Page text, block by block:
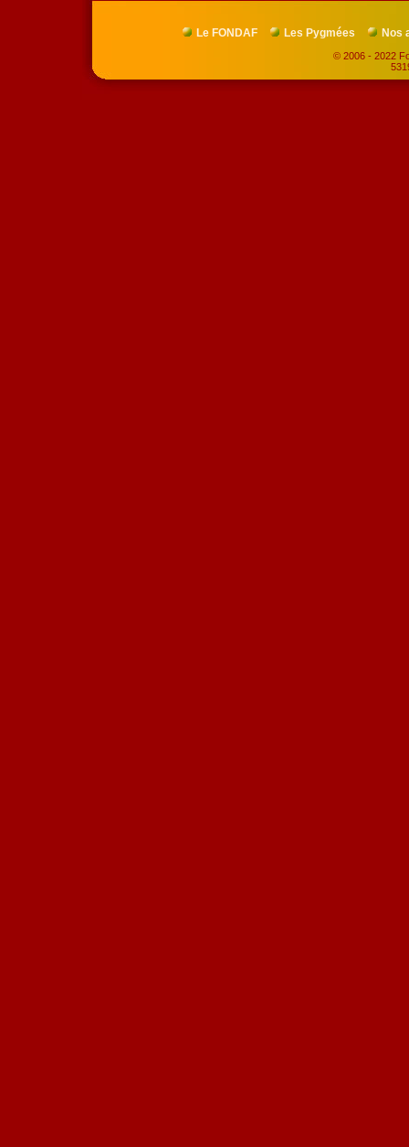
Le FONDAF Les Pygmées Nos
© 2006 - 2022